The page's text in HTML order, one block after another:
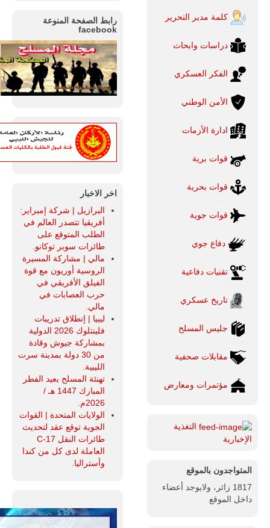
المسافات بين
المؤسستين
العسكريتين في
شرق البلاد
وغربها، وسط
حضور دولي
تقوده الولايات
المتحدة وشراكة
منقسمة منذ…
للمزيد
كلمة مدير التحرير
دراسات وابحاث
الفكر العسكري
الأمن الوطني
ادارة الأزمات
قوات برية
قوات بحرية
قوات جوية
دفاع جوي
تقنيات دفاعية
تاريخ عسكري
جليس المسلح
مقابلات صحفية
مؤتمرات ومعارض
التغذية
الإخبارية
المتواجدون بالموقع
1817 زائر، ولايوجد أعضاء
داخل الموقع
رابط الصفحة المنوعة
facebook
اخر الاخبار
البرازيل | شركة إمبراير:
أفريقيا تتصدر العالم في
الطلب المتوقع على
طائرات سوبر توكانو.
مالي | مشاركة المسيرة
الروسية أوريون مع قوة
الفيلق الأفريقي في
حرب العصابات في
مالي.
ليبيا | إنطلاق تدريبات
فلينتلوك 2026 الدولية
بمشاركة جيوش وقادة
من 30 دولة بمدينة سرت
الليبية.
تهنئة المسلح بعيد الفطر
المبارك 1447 هـ /
2026م.
الولايات المتحدة | القوات
الجوية توقع عقد لتحديث
طائرات النقل C-17
العاملة لدى كل من كندا
وأستراليا.